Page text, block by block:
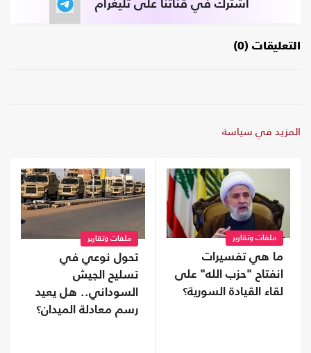
اشترك في قناتنا على تليغرام
التعليقات (0)
المزيد في سياسة
ملفات وتقارير
ما هي تفسيرات
انفتاح "حزب الله" على
لقاء القيادة السورية؟
ملفات وتقارير
تحول نوعي في
تسليح الجيش
السوداني.. هل يعيد
رسم معادلة الميدان؟